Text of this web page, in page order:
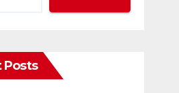
Posts